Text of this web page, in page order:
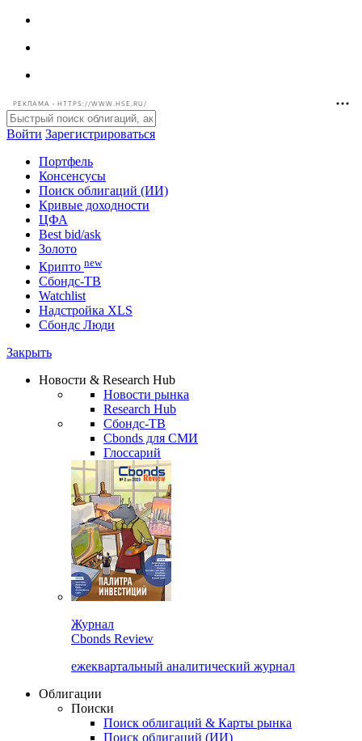
РЕКЛАМА • HTTPS://WWW.HSE.RU/
Войти Зарегистрироваться
Портфель
Консенсусы
Поиск облигаций (ИИ)
Кривые доходности
ЦФА
Best bid/ask
Золото
Крипто new
Watchlist
Сбондс Люди
Новости & Research Hub
Новости рынка
Research Hub
Сбондс-ТВ
Cbonds для СМИ
Глоссарий
Cbonds Review
ежеквартальный аналитический журнал